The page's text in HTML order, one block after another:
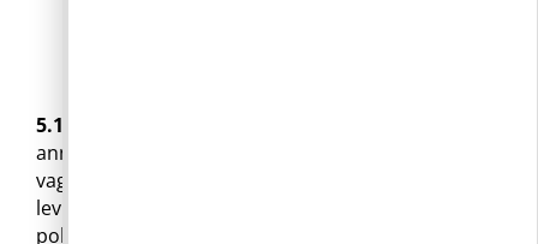
5.1
annak indokaival együtt, 8 napon belül írásban
vagy- amennyiben az igénylő elektronikus
levelezési címét közölte- elektronikus úton a
polgármester, illetve a jegyző értesíti az igénylőt.